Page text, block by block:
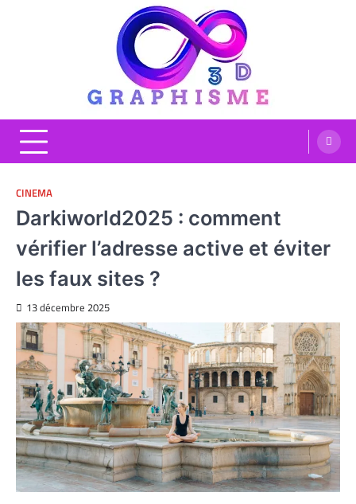
CINEMA
Darkiworld2025 : comment
vérifier l’adresse active et éviter
les faux sites ?
13 décembre 2025